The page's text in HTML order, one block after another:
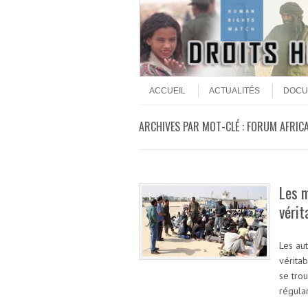
Menu
ACCUEIL
ACTUALITÉS
ARCHIVES PAR MOT-CLÉ : FORUM
Les
Les
se